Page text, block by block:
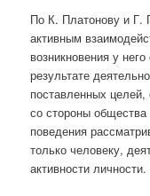
По К. Платонову и Г.
активным
возникновения у
результате
поставленных
со стороны
поведения
только человеку,
активности личности.